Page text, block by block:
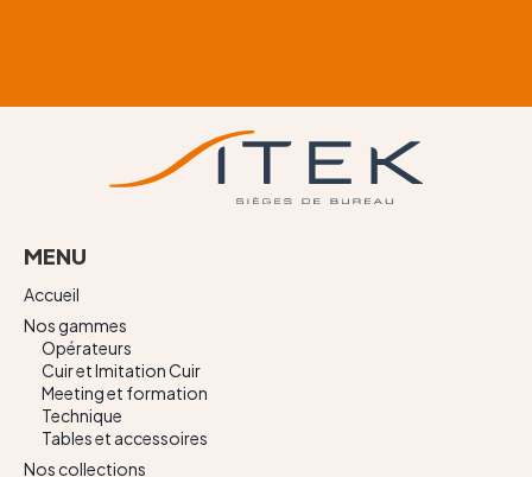
MENU
Accueil
Nos gammes
Opérateurs
Cuir et Imitation Cuir
Meeting et formation
Technique
Tables et accessoires
Nos collections